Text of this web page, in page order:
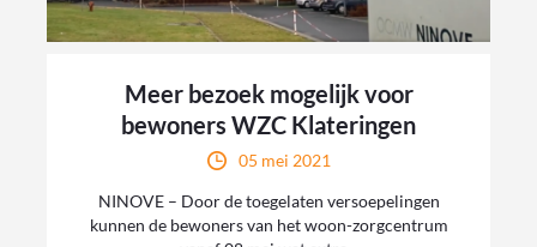
Meer bezoek mogelijk voor
bewoners WZC Klateringen
05 mei 2021
NINOVE – Door de toegelaten versoepelingen
kunnen de bewoners van het woon-zorgcentrum